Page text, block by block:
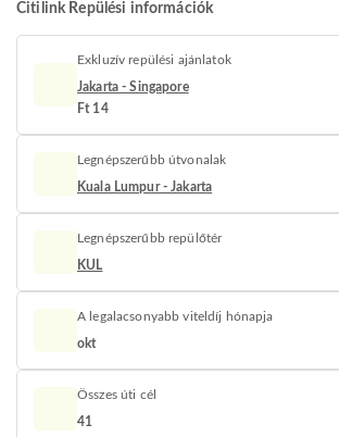
Citilink Repülési információk
Exkluzív repülési ajánlatok
Jakarta - Singapore
Ft 14
Legnépszerűbb útvonalak
Kuala Lumpur - Jakarta
Legnépszerűbb repülőtér
KUL
A legalacsonyabb viteldíj hónapja
okt
Összes úti cél
41